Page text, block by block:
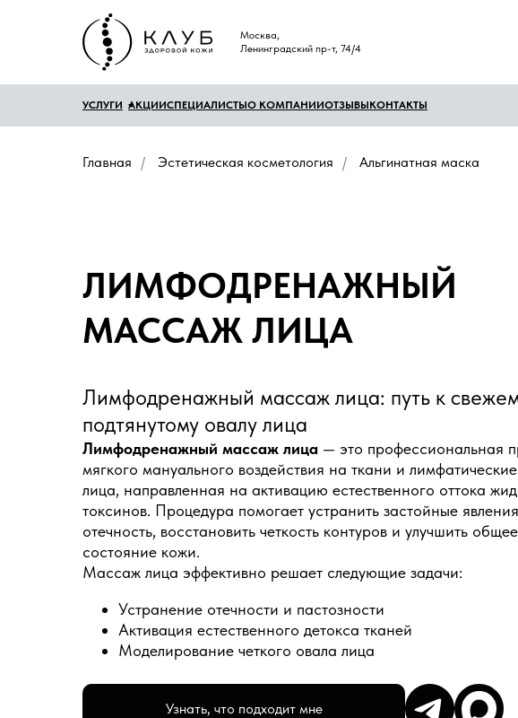
Москва,
Ленинградский пр-т, 74/4
УСЛУГИ АКЦИИСПЕЦИАЛИСТЫО КОМПАНИИОТЗЫВЫКОНТАКТЫ
Главная / Эстетическая косметология / Альгинатная маска
ЛИМФОДРЕНАЖНЫЙ
МАССАЖ ЛИЦА
Лимфодренажный массаж лица: путь к
подтянутому овалу лица
Лимфодренажный массаж лица — это профессиональная
мягкого мануального воздействия на ткани и
лица, направленная на активацию естественного оттока
токсинов. Процедура помогает устранить застойные
отечность, восстановить четкость контуров и улучшить общее
состояние кожи.
Массаж лица эффективно решает следующие задачи:
Устранение отечности и пастозности
Активация естественного детокса тканей
Моделирование четкого овала лица
Узнать, что подходит мне